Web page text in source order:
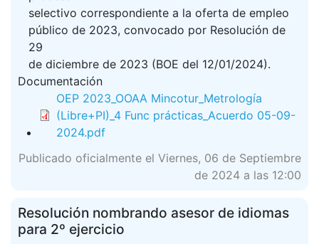
selectivo correspondiente a la oferta de empleo
público de 2023, convocado por Resolución de
29
de diciembre de 2023 (BOE del 12/01/2024).
Documentación
OEP 2023_OOAA Mincotur_Metrología
(Libre+PI)_4 Func prácticas_Acuerdo 05-09-
2024.pdf
Publicado oficialmente el Viernes, 06 de Septiembre
de 2024 a las 12:00
Resolución nombrando asesor de idiomas
para 2º ejercicio